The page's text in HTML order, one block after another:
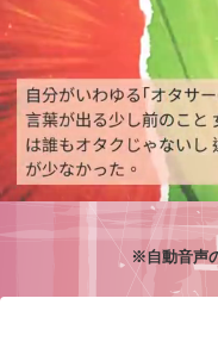
※自動音声